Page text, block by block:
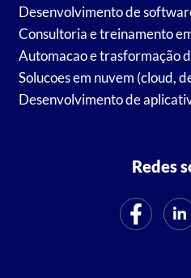
Desenvolvimento de
Consultoria e treinamento
Automacao e trasformação
Solucoes em nuvem (cloud,
Desenvolvimento de
Redes